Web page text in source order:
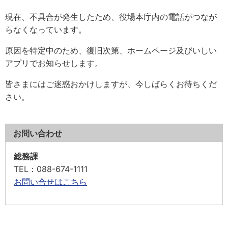
現在、不具合が発生したため、役場本庁内の電話がつなが
らなくなっています。
原因を特定中のため、復旧次第、ホームページ及びいしい
アプリでお知らせします。
皆さまにはご迷惑おかけしますが、今しばらくお待ちくだ
さい。
お問い合わせ
総務課
TEL ：088-674-1111
お問い合せはこちら